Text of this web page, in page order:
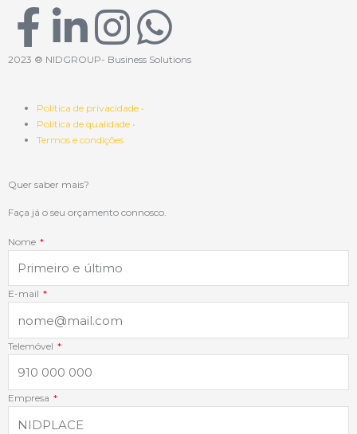
F
a
c
e
b
o
o
k
-
f
L
i
n
k
e
d
i
n
-
i
n
I
n
s
t
g
r
a
m
W
h
a
p
p
2023 ® NIDGROUP- Business Solutions
Política de privacidade •
Política de qualidade •
Termos e condições
Quer saber mais?
Faça já o seu orçamento connosco.
Nome
E-mail
Telemóvel
Empresa